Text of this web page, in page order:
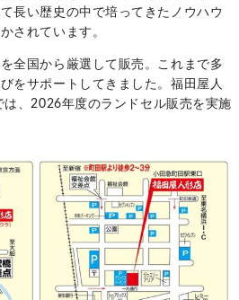
長い歴史の中で培ってきたノウハウ
されています。
全国から厳選して販売。これまで多
をサポートしてきました。福田屋人
、2026年度のランドセル販売を実施